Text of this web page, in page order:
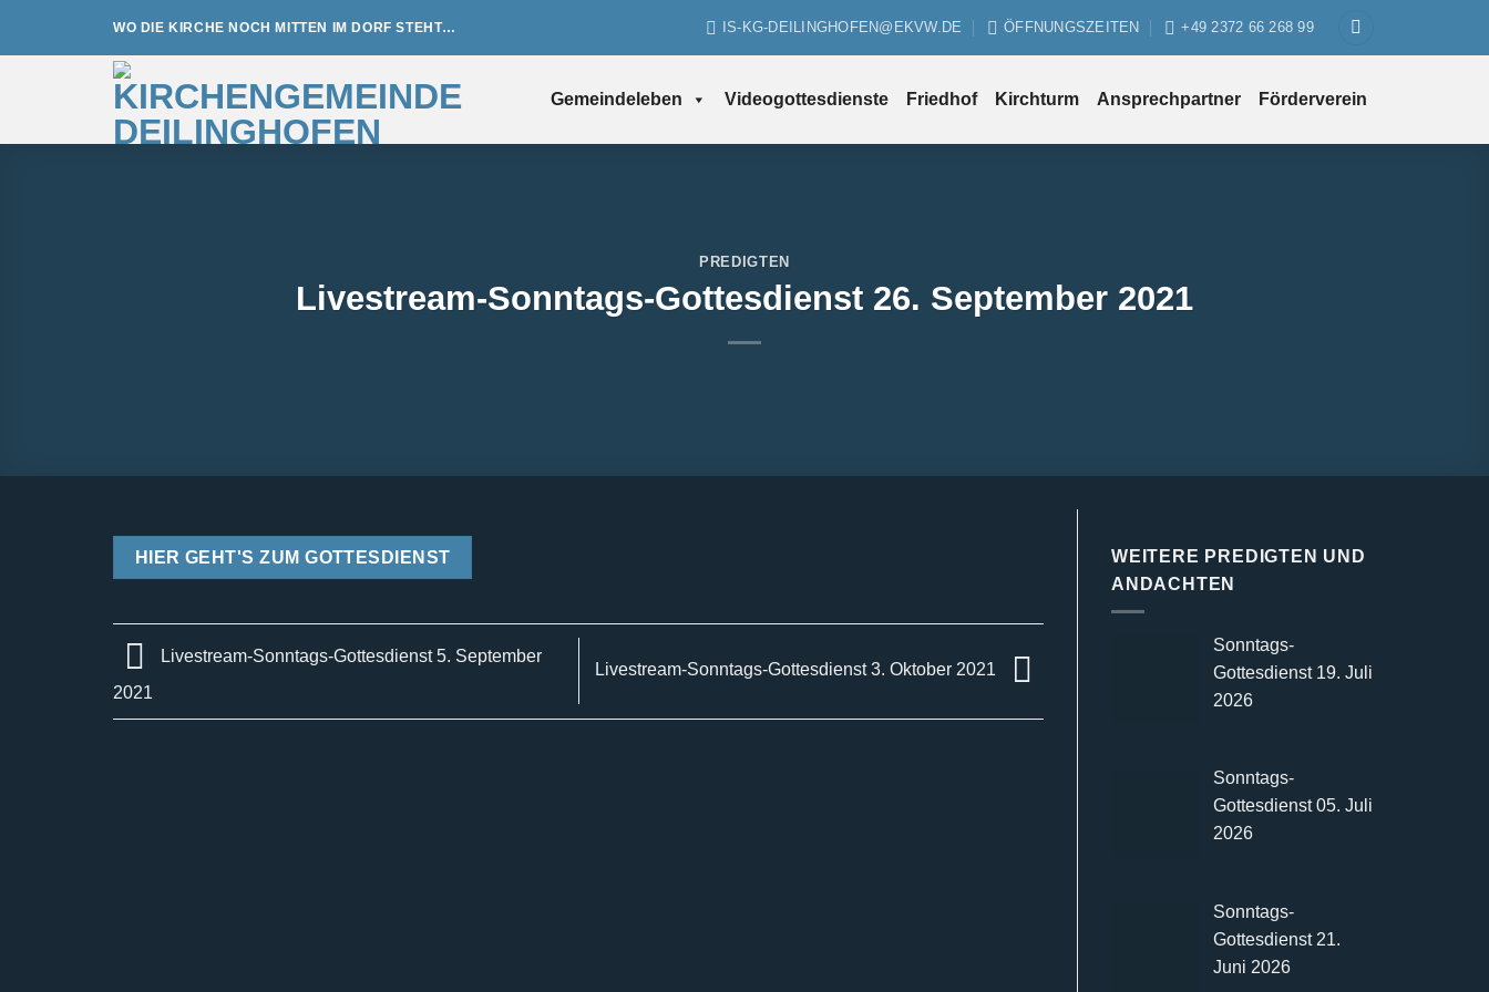
WO DIE KIRCHE NOCH MITTEN IM DORF STEHT… IS-KG-DEILINGHOFEN@EKVW.DE ÖFFNUNGSZEITEN +49 2372 66 268 99
Gemeindeleben Videogottesdienste Friedhof Kirchturm Ansprechpartner Förderverein
PREDIGTEN
Livestream-Sonntags-Gottesdienst 26. September 2021
HIER GEHT'S ZUM GOTTESDIENST
Livestream-Sonntags-Gottesdienst 5. September
2021
Livestream-Sonntags-Gottesdienst 3. Oktober 2021
WEITERE PREDIGTEN UND
ANDACHTEN
Sonntags-
Gottesdienst 19. Juli
2026
Sonntags-
Gottesdienst 05. Juli
2026
Sonntags-
Gottesdienst 21.
Juni 2026